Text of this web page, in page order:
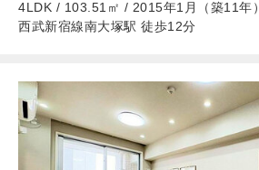
4LDK / 103.51㎡ / 2015年1月（築11年）
西武新宿線南大塚駅 徒歩12分